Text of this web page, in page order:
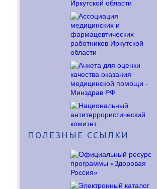
ПОЛЕЗНЫЕ ССЫЛКИ